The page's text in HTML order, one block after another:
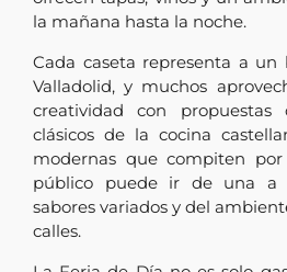
la mañana hasta la noche.
Cada caseta representa a
Valladolid, y muchos
creatividad con
clásicos de la cocina
modernas que compiten
público puede ir de una a
sabores variados y del
calles.